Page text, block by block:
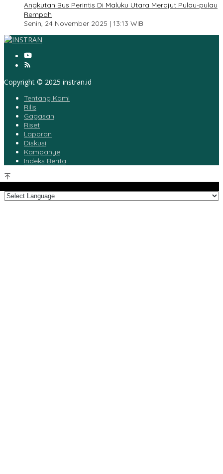
Angkutan Bus Perintis Di Maluku Utara Merajut Pulau-pulau
Rempah
Senin, 24 November 2025 | 13:13 WIB
Copyright © 2025 instran.id
Tentang Kami
Rilis
Gagasan
Riset
Laporan
Diskusi
Kampanye
Indeks Berita